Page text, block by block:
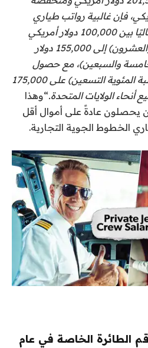
دولار أمريكي، فإن غالبية رواتب طياري
الطائرات الخاصة تتراوح حاليًا بين 100,000 دولار أمريكي
(النسبة المئوية الخامسة والعشرون) إلى 155,000 دولار
والسبعين)، مع حصول
أصحاب الدخل الأعلى (النسبة المئوية التسعين) على 175,000
الولايات المتحدة.“وهذا
يحصلون عادةً على أموال أقل
الخطوط الجوية التجارية.
الطائرة الخاصة في عام